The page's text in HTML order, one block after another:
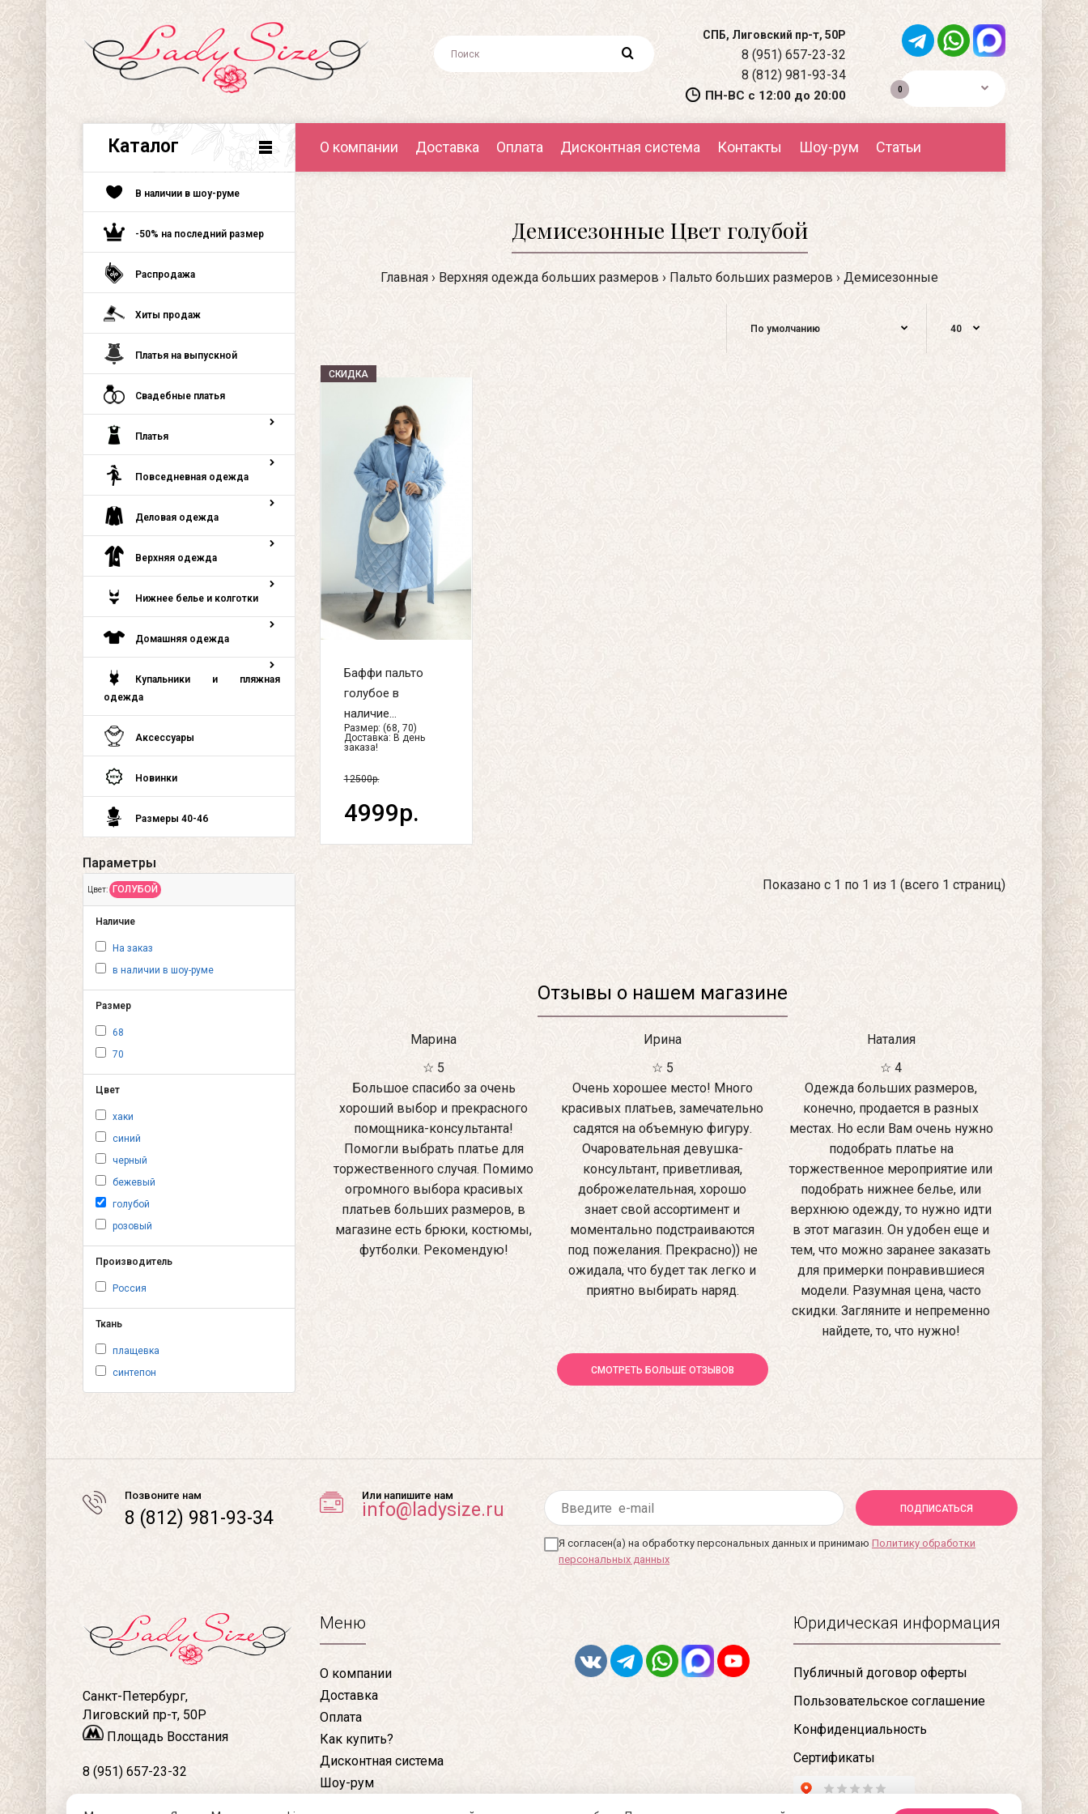
СПБ, Лиговский пр-т, 50Р
8 (951) 657-23-32
8 (812) 981-93-34
ПН-ВС с 12:00 до 20:00 0
Каталог
В наличии в шоу-руме
-50% на последний размер
Распродажа
Хиты продаж
Платья на выпускной
Свадебные платья
Платья
Повседневная одежда
Деловая одежда
Верхняя одежда
Нижнее белье и колготки
Домашняя одежда
Купальники и пляжная
одежда
Аксессуары
Новинки
Размеры 40-46
О компании Доставка Оплата Дисконтная система Контакты Шоу-рум Статьи
Демисезонные Цвет голубой
Главная Верхняя одежда больших размеров Пальто больших размеров Демисезонные
Параметры
Цвет: ГОЛУБОЙ
Наличие
На заказ
в наличии в шоу-руме
Размер
68
70
Цвет
хаки
синий
черный
бежевый
голубой
розовый
Производитель
Россия
Ткань
плащевка
синтепон
СКИДКА
Баффи пальто
голубое в
наличие...
Размер: (68, 70)
Доставка: В день
заказа!
12500р.
4999р.
Показано с 1 по 1 из 1 (всего 1 страниц)
Отзывы о нашем магазине
Марина
☆ 5
Большое спасибо за очень
хороший выбор и прекрасного
помощника-консультанта!
Помогли выбрать платье для
торжественного случая. Помимо
огромного выбора красивых
платьев больших размеров, в
магазине есть брюки, костюмы,
футболки. Рекомендую!
Ирина
☆ 5
Очень хорошее место! Много
красивых платьев, замечательно
садятся на объемную фигуру.
Очаровательная девушка-
консультант, приветливая,
доброжелательная, хорошо
знает свой ассортимент и
моментально подстраиваются
под пожелания. Прекрасно)) не
ожидала, что будет так легко и
приятно выбирать наряд.
Наталия
☆ 4
Одежда больших размеров,
конечно, продается в разных
местах. Но если Вам очень нужно
подобрать платье на
торжественное мероприятие или
подобрать нижнее белье, или
верхнюю одежду, то нужно идти
в этот магазин. Он удобен еще и
тем, что можно заранее заказать
для примерки понравившиеся
модели. Разумная цена, часто
скидки. Загляните и непременно
найдете, то, что нужно!
СМОТРЕТЬ БОЛЬШЕ ОТЗЫВОВ
Позвоните нам
8 (812) 981-93-34
Или напишите нам
info@ladysize.ru ПОДПИСАТЬСЯ
Я согласен(а) на обработку персональных данных и принимаю Политику обработки
персональных данных
Санкт-Петербург,
Лиговский пр-т, 50Р
Площадь Восстания
8 (951) 657-23-32
8 (812) 981-93-34
Меню
О компании
Доставка
Оплата
Как купить?
Дисконтная система
Шоу-рум
Юридическая информация
Публичный договор оферты
Пользовательское соглашение
Конфиденциальность
Сертификаты